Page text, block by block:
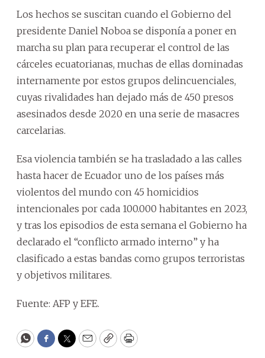
Los hechos se suscitan cuando el Gobierno del
presidente Daniel Noboa se disponía a poner en
marcha su plan para recuperar el control de las
cárceles ecuatorianas, muchas de ellas dominadas
internamente por estos grupos delincuenciales,
cuyas rivalidades han dejado más de 450 presos
asesinados desde 2020 en una serie de masacres
carcelarias.
Esa violencia también se ha trasladado a las calles
hasta hacer de Ecuador uno de los países más
violentos del mundo con 45 homicidios
intencionales por cada 100.000 habitantes en 2023,
y tras los episodios de esta semana el Gobierno ha
declarado el “conflicto armado interno” y ha
clasificado a estas bandas como grupos terroristas
y objetivos militares.
Fuente: AFP y EFE.
WhatsApp
Facebook
Twitter
EmailCopyPrint